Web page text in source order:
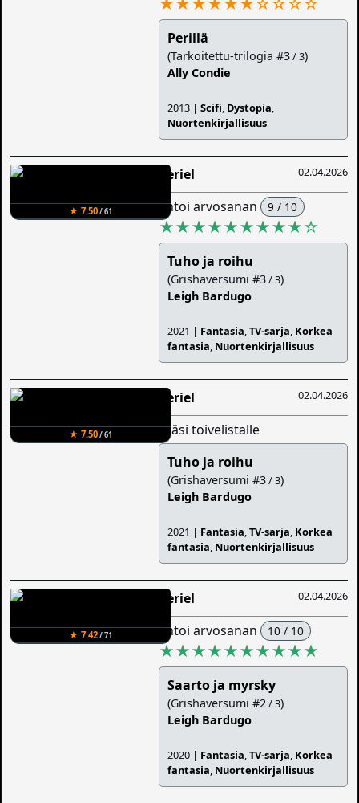
Perillä
(Tarkoitettu-trilogia #3/ 3)
Ally Condie
2013 |Scifi, Dystopia,
Nuortenkirjallisuus
★ 7.50/ 61
02.04.2026
Veriel
antoi arvosanan 9 / 10
★★★★★★★★★☆
Tuho ja roihu
(Grishaversumi #3/ 3)
Leigh Bardugo
2021 | Fantasia,TV-sarja, Korkea
fantasia, Nuortenkirjallisuus
★ 7.50/ 61
02.04.2026
Veriel
lisäsi toivelistalle
Tuho ja roihu
(Grishaversumi #3/ 3)
Leigh Bardugo
2021 | Fantasia,TV-sarja, Korkea
fantasia, Nuortenkirjallisuus
★ 7.42/ 71
02.04.2026
Veriel
antoi arvosanan 10 / 10
★★★★★★★★★★
Saarto ja myrsky
(Grishaversumi #2/ 3)
Leigh Bardugo
2020 | Fantasia,TV-sarja, Korkea
fantasia, Nuortenkirjallisuus